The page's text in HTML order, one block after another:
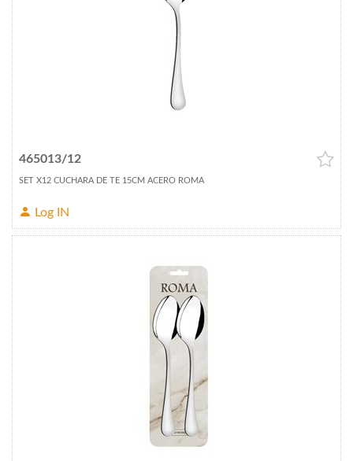
465013/12
SET X12 CUCHARA DE TE 15CM ACERO ROMA
Log IN